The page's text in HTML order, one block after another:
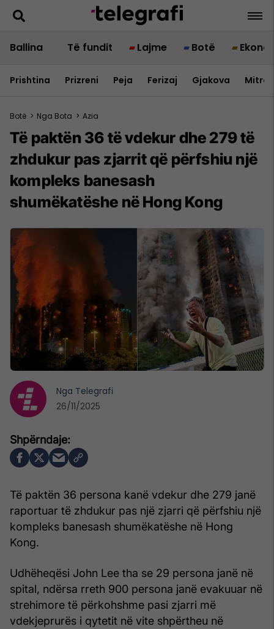
Ballina Të fundit Lajme Botë
Prishtina Prizreni Peja Ferizaj Gjakova
Botë > Nga Bota > Azia
Të paktën 36 të vdekur dhe 279 të
zhdukur pas zjarrit që përfshiu një
kompleks banesash
shumëkatëshe në Hong Kong
Të paktën 36 persona kanë vdekur dhe 279 janë
raportuar të zhdukur pas një zjarri që përfshiu një
kompleks banesash shumëkatëshe në Hong
Kong.
Udhëheqësi John Lee tha se 29 persona janë në
spital, ndërsa rreth 900 persona janë evakuuar në
strehimore të përkohshme pasi zjarri më
vdekjeprurës i qytetit në vite shpërtheu në
Nga Telegrafi
26/11/2025